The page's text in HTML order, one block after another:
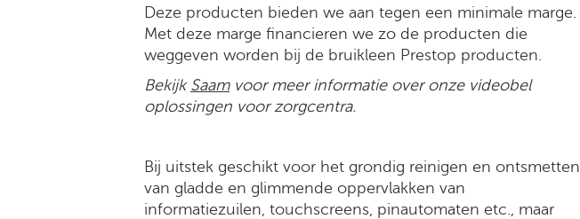
Deze producten bieden we aan tegen een minimale marge.
Met deze marge financieren we zo de producten die
weggeven worden bij de bruikleen Prestop producten.
Bekijk Saamvoor meer informatie over onze videobel
oplossingen voor zorgcentra.
Bij uitstek geschikt voor het grondig reinigen en ontsmetten
van gladde en glimmende oppervlakken van
informatiezuilen, touchscreens, pinautomaten etc., maar